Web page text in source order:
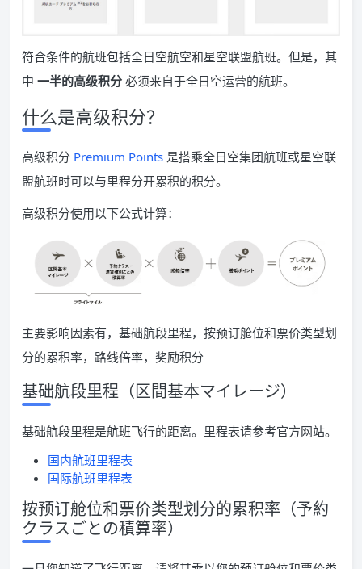
符合条件的航班包括全日空航空和星空联盟航班。但是，其
中 一半的高级积分 必须来自于全日空运营的航班。
什么是高级积分？
高级积分 Premium Points 是搭乘全日空集团航班或星空联
盟航班时可以与里程分开累积的积分。
高级积分使用以下公式计算：
主要影响因素有，基础航段里程，按预订舱位和票价类型划
分的累积率，路线倍率，奖励积分
基础航段里程（区間基本マイレージ）
基础航段里程是航班飞行的距离。里程表请参考官方网站。
国内航班里程表
国际航班里程表
按预订舱位和票价类型划分的累积率（予約
クラスごとの積算率）